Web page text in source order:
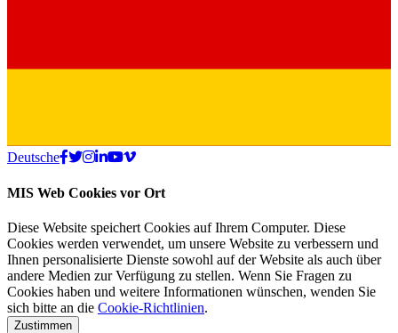
Deutsche
MIS Web Cookies vor Ort
Diese Website speichert Cookies auf Ihrem Computer. Diese
Cookies werden verwendet, um unsere Website zu verbessern und
Ihnen personalisierte Dienste sowohl auf der Website als auch über
andere Medien zur Verfügung zu stellen. Wenn Sie Fragen zu
Cookies haben und weitere Informationen wünschen, wenden Sie
sich bitte an die Cookie-Richtlinien.
Zustimmen